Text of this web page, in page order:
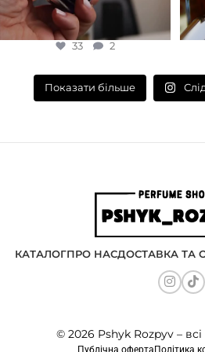
33 2
Показати більше
КАТАЛОГПРО НАСДОСТАВКА ТА
© 2026 Pshyk Rozpyv –
Публічна офертаПолітика